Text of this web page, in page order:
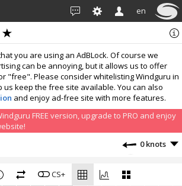
en
you are using an AdBLock. Of course we
can be annoying, but it allows us to offer
"free". Please consider whitelisting Windguru in
us keep the free site available. You can also
and enjoy ad-free site with more features.
FREE version, upgrade to PRO and enjoy
0 knots
CS+